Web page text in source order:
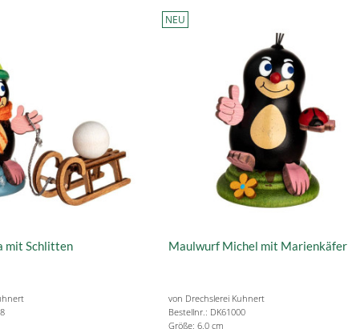
mit Schlitten
NEU
Maulwurf Michel mit Marienkäfer
von Drechslerei Kuhnert
Bestellnr.: DK61000
Größe: 6.0 cm